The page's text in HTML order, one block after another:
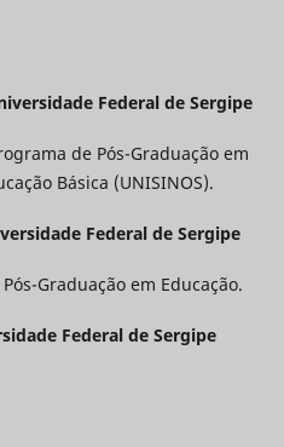
Federal de Sergipe
de Pós-Graduação em
Básica (UNISINOS).
Federal de Sergipe
Graduação em Educação.
Federal de Sergipe